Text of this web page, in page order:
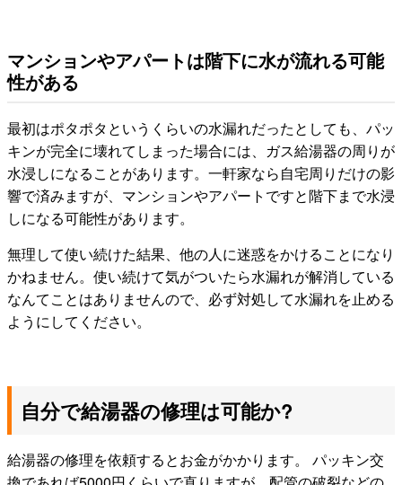
マンションやアパートは階下に水が流れる可能
性がある
最初はポタポタというくらいの水漏れだったとしても、パッ
キンが完全に壊れてしまった場合には、ガス給湯器の周りが
水浸しになることがあります。一軒家なら自宅周りだけの影
響で済みますが、マンションやアパートですと階下まで水浸
しになる可能性があります。
無理して使い続けた結果、他の人に迷惑をかけることになり
かねません。使い続けて気がついたら水漏れが解消している
なんてことはありませんので、必ず対処して水漏れを止める
ようにしてください。
自分で給湯器の修理は可能か?
給湯器の修理を依頼するとお金がかかります。 パッキン交